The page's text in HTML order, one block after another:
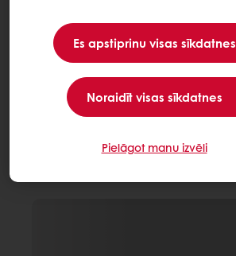
Es apstiprinu visas sīkdatnes
Noraidīt visas sīkdatnes
Pielāgot manu izvēli